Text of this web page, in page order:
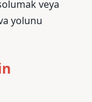
veya
yolunu